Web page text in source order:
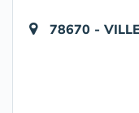
78670 -